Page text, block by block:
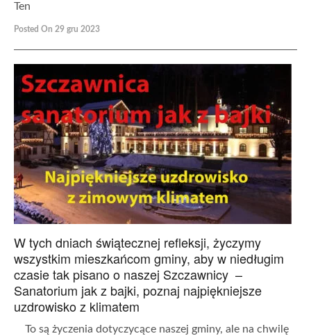
Ten
Posted On 29 gru 2023
W tych dniach świątecznej refleksji, życzymy
wszystkim mieszkańcom gminy, aby w niedługim
czasie tak pisano o naszej Szczawnicy –
Sanatorium jak z bajki, poznaj najpiękniejsze
uzdrowisko z klimatem
To są życzenia dotyczycące naszej gminy, ale na chwilę